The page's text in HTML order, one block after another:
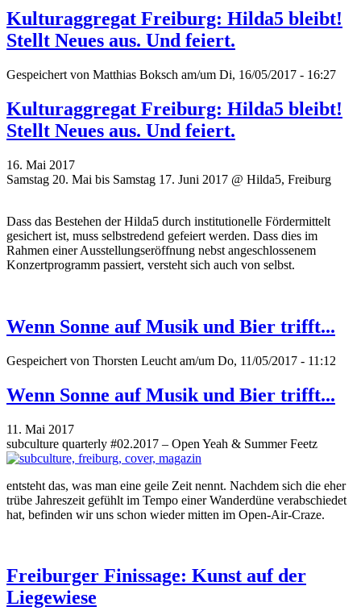
Kulturaggregat Freiburg: Hilda5 bleibt!
Stellt Neues aus. Und feiert.
Gespeichert von Matthias Boksch am/um Di, 16/05/2017 - 16:27
Kulturaggregat Freiburg: Hilda5 bleibt!
Stellt Neues aus. Und feiert.
16. Mai 2017
Samstag 20. Mai bis Samstag 17. Juni 2017 @ Hilda5, Freiburg
Dass das Bestehen der Hilda5 durch institutionelle Fördermittelt
gesichert ist, muss selbstredend gefeiert werden. Dass dies im
Rahmen einer Ausstellungseröffnung nebst angeschlossenem
Konzertprogramm passiert, versteht sich auch von selbst.
Wenn Sonne auf Musik und Bier trifft...
Gespeichert von Thorsten Leucht am/um Do, 11/05/2017 - 11:12
Wenn Sonne auf Musik und Bier trifft...
11. Mai 2017
subculture quarterly #02.2017 – Open Yeah & Summer Feetz
entsteht das, was man eine geile Zeit nennt. Nachdem sich die eher
trübe Jahreszeit gefühlt im Tempo einer Wanderdüne verabschiedet
hat, befinden wir uns schon wieder mitten im Open-Air-Craze.
Freiburger Finissage: Kunst auf der
Liegewiese